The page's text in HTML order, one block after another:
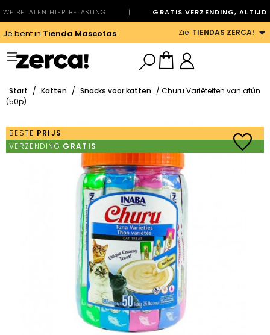
WE BETALEN HIER BELASTING | GRATIS VERZENDING, ALTIJD
Je bent in Tienda Mascotas Zie TIENDAS ZERCA!
Start / Katten / Snacks voor katten / Churu Variëteiten van atún
(50p)
BESTE PRIJS
VERZENDING GRATIS